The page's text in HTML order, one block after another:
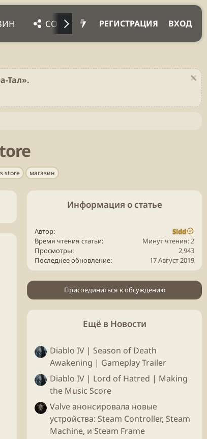
СОЦ. СЕТИ ПРОЧЕЕ ВХОД
РЕГИСТРАЦИЯ
Тал».
store магазин
Информация о статье
Автор
Sidd
Время чтения статьи
Минут чтения: 2
Просмотры
2,943
Последнее обновление
17 Август 2019
Присоединиться к обсуждению
Ещё в Новости
Diablo IV | Season of Death
Awakening | Gameplay Trailer
Diablo IV | Lord of Hatred | Making
the Music Score
Valve анонсировала новые
устройства: Steam Controller, Steam
Machine, и Steam Frame